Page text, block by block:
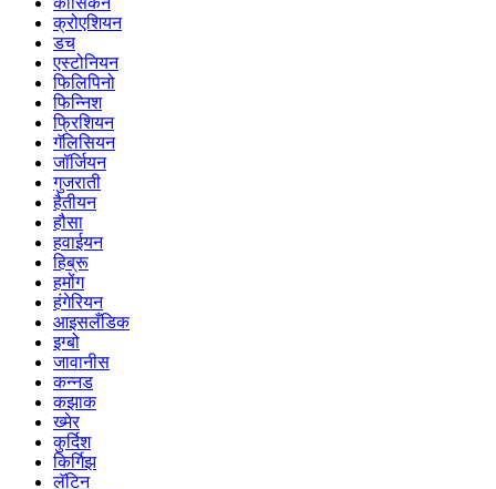
क्रोएशियन
डच
एस्टोनियन
फिलिपिनो
फिन्निश
फ्रिशियन
गॅलिसियन
जॉर्जियन
गुजराती
हैतीयन
हौसा
हवाईयन
हिब्रू
हमोंग
हंगेरियन
आइसलँडिक
इग्बो
जावानीस
कन्नड
कझाक
ख्मेर
कुर्दिश
किर्गिझ
लॅटिन